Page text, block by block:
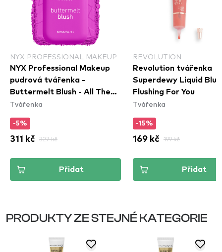
NYX PROFESSIONAL MAKEUP
NYX Professional Makeup
pudrová tvářenka -
Buttermelt Blush - All The
Butta​
Tvářenka
-5%
311 kč 327 kč
Přidat
REVOLUTION
Revolution tvářenka
Superdewy Liquid
Flushing For You
Tvářenka
-15%
169 kč 199 kč
Přidat
PRODUKTY ZE STEJNÉ KATEGORIE